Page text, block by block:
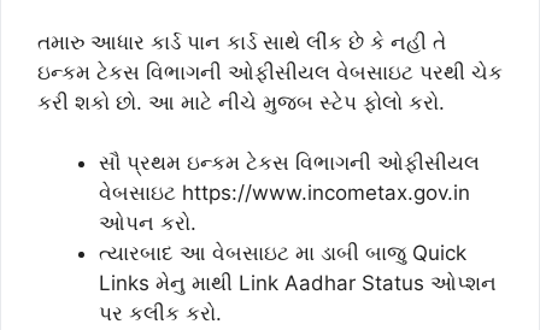
તમારુ આધાર કાર્ડ પાન કાર્ડ સાથે લીંક છે કે નહી તે
ઇન્કમ ટેકસ વિભાગની ઓફીસીયલ વેબસાઇટ પરથી ચેક
કરી શકો છો. આ માટે નીચે મુજબ સ્ટેપ ફોલો કરો.
સૌ પ્રથમ ઇન્કમ ટેકસ વિભાગની ઓફીસીયલ
વેબસાઇટ https://www.incometax.gov.in
ઓપન કરો.
ત્યારબાદ આ વેબસાઇટ મા ડાબી બાજુ Quick
Links મેનુ માથી Link Aadhar Status ઓપ્શન
પર કલીક કરો.